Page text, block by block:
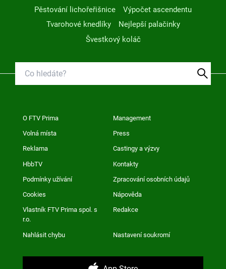
Pěstování lichořeřišnice
Výpočet ascendentu
Tvarohové knedlíky
Nejlepší palačinky
Švestkový koláč
O FTV Prima Management
Volná místa Press
Reklama Castingy a výzvy
HbbTV Kontakty
Podmínky užívání Zpracování osobních údajů
Cookies Nápověda
Vlastník FTV Prima spol. s
r.o.
Redakce
Nahlásit chybu Nastavení soukromí